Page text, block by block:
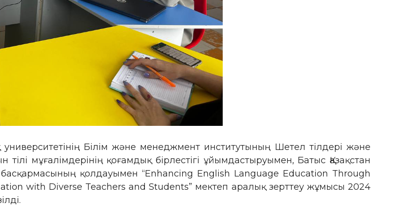
Білім және менеджмент институтының Шетел тілдері және
мұғалімдерінің қоғамдық бірлестігі ұйымдастыруымен, Батыс Қазақстан
қолдауымен “Enhancing English Language Education Through
with Diverse Teachers and Students” мектеп аралық зерттеу жұмысы 2024